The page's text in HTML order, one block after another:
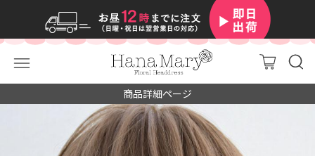
商品詳細ページ